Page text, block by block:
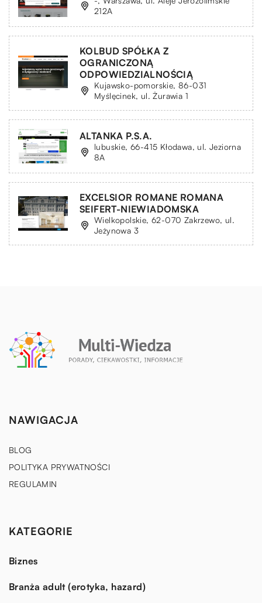
212A
KOLBUD SPÓŁKA Z
OGRANICZONĄ
ODPOWIEDZIALNOŚCIĄ
Kujawsko-pomorskie, 86-031
Myślęcinek, ul. Żurawia 1
ALTANKA P.S.A.
lubuskie, 66-415 Kłodawa, ul. Jeziorna
8A
EXCELSIOR ROMANE ROMANA
SEIFERT-NIEWIADOMSKA
Wielkopolskie, 62-070 Zakrzewo, ul.
Jeżynowa 3
NAWIGACJA
BLOG
POLITYKA PRYWATNOŚCI
REGULAMIN
KATEGORIE
Biznes
Branża adult (erotyka, hazard)